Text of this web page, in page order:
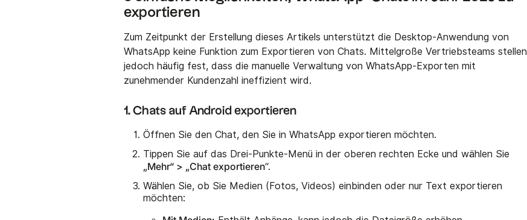
exportieren
Zum Zeitpunkt der Erstellung dieses Artikels unterstützt die Desktop-Anwendung von
WhatsApp keine Funktion zum Exportieren von Chats. Mittelgroße Vertriebsteams stellen
jedoch häufig fest, dass die manuelle Verwaltung von WhatsApp-Exporten mit
zunehmender Kundenzahl ineffizient wird.
1. Chats auf Android exportieren
Öffnen Sie den Chat, den Sie in WhatsApp exportieren möchten.
Tippen Sie auf das Drei-Punkte-Menü in der oberen rechten Ecke und wählen Sie
„Mehr“ > „Chat exportieren“.
Wählen Sie, ob Sie Medien (Fotos, Videos) einbinden oder nur Text exportieren
möchten: